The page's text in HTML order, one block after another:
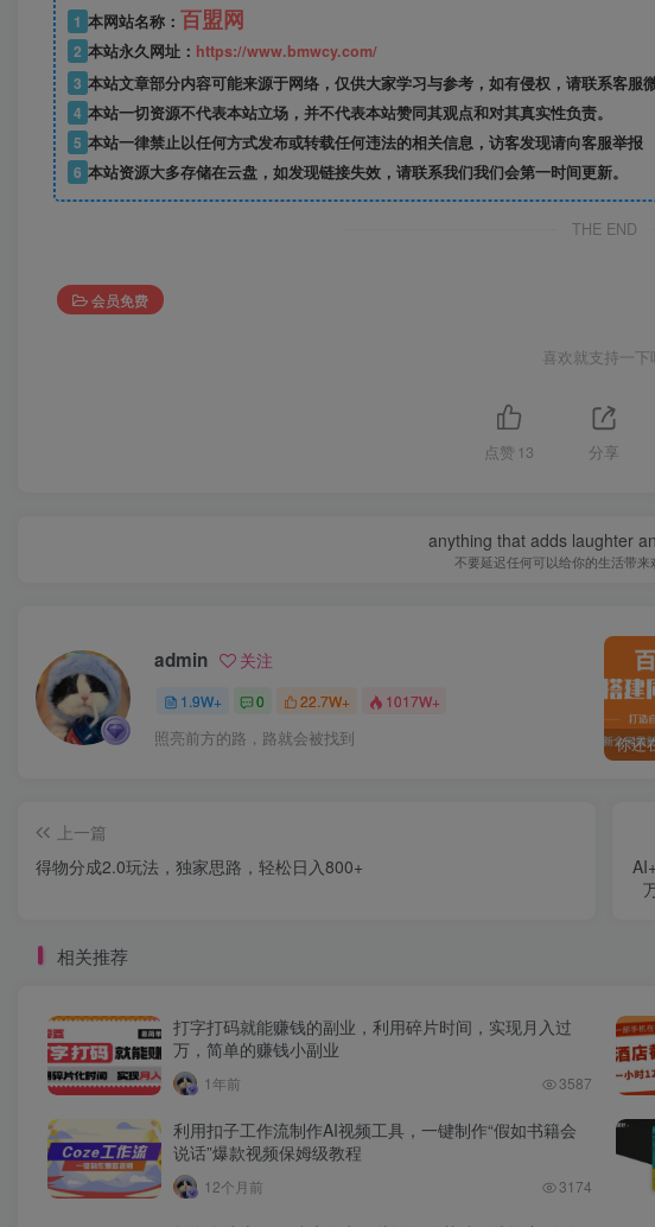
1 本网站名称： 百盟网
2 本站永久网址： https://www.bmwcy.com/
3 本站文章部分内容可能来源于网络，仅供大家学习与参考，如有侵权，请联系客服
4 本站一切资源不代表本站立场，并不代表本站赞同其观点和对其真实性负责。
5 本站一律禁止以任何方式发布或转载任何违法的相关信息，访客发现请向客服举报
6 本站资源大多存储在云盘，如发现链接失效，请联系我们我们会第一时间更新。
THE END
会员免费
喜欢就支持一下
点赞 13 分享
anything that adds laughter
不要延迟任何可以给你的生活带来
admin 关注
1.9W+ 0 22.7W+ 1017W+
照亮前方的路，路就会被找到
上一篇
得物分成2.0玩法，独家思路，轻松日入800+
相关推荐
打字打码就能赚钱的副业，利用碎片时间，实现月入过
万，简单的赚钱小副业
1年前 3587
利用扣子工作流制作AI视频工具，一键制作“假如书籍会
说话”爆款视频保姆级教程
12个月前 3174